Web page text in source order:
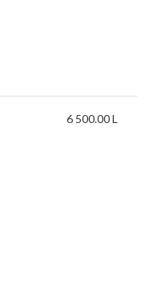
6 500.00 L